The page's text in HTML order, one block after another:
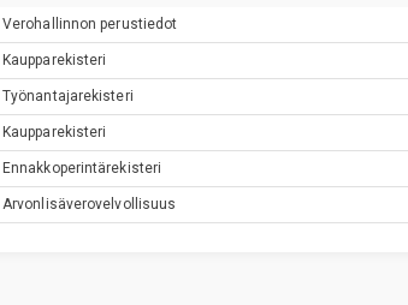
Verohallinnon perustiedot
Kaupparekisteri
Työnantajarekisteri
Kaupparekisteri
Ennakkoperintärekisteri
Arvonlisäverovelvollisuus